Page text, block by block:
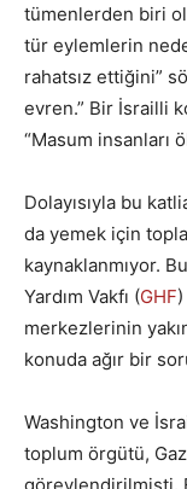
tümenlerden biri
tür eylemlerin
rahatsız ettiğini”
evren.” Bir İsrailli
“Masum insanları
Dolayısıyla bu
da yemek için
kaynaklanmıyor.
Yardım Vakfı (GHF
merkezlerinin
konuda ağır bir
Washington ve
toplum örgütü,